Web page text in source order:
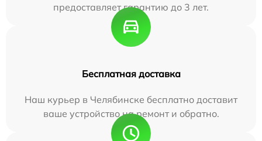
предоставляет гарантию до 3 лет.
Бесплатная доставка
Наш курьер в Челябинске бесплатно доставит
ваше устройство на ремонт и обратно.